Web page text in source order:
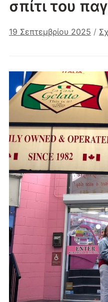
σπίτι του
19 Σεπτεμβρίου 2025 /